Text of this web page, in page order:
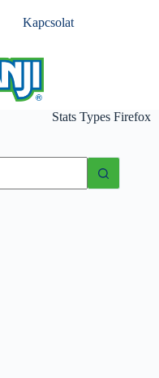
Kapcsolat
Stats Types Firefox